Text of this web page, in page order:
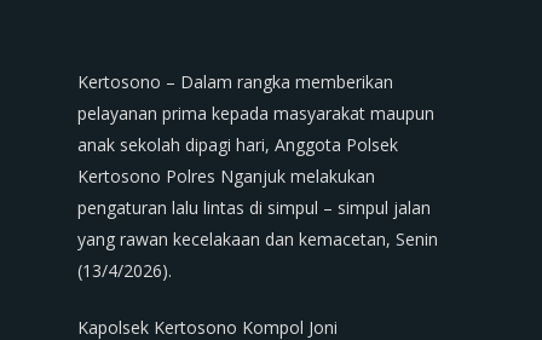
Kertosono – Dalam rangka memberikan
pelayanan prima kepada masyarakat maupun
anak sekolah dipagi hari, Anggota Polsek
Kertosono Polres Nganjuk melakukan
pengaturan lalu lintas di simpul – simpul jalan
yang rawan kecelakaan dan kemacetan, Senin
(13/4/2026).
Kapolsek Kertosono Kompol Joni